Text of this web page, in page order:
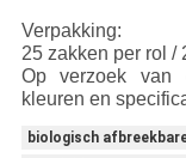
Verpakking:
25 zakken per rol /
Op verzoek van
kleuren en
biologisch